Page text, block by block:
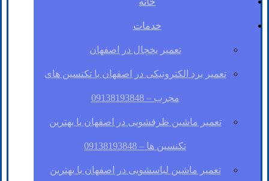
خدمات
تعمیر یخچال در اصفهان
تعمیر برد الکترونیکی در اصفهان با تکنسین های
مجرب – 09138193848
تعمیر ماشین ظرفشویی در اصفهان با بهترین
تکنسین ها – 09138193848
تعمیر ماشین لباسشویی در اصفهان با بهترین